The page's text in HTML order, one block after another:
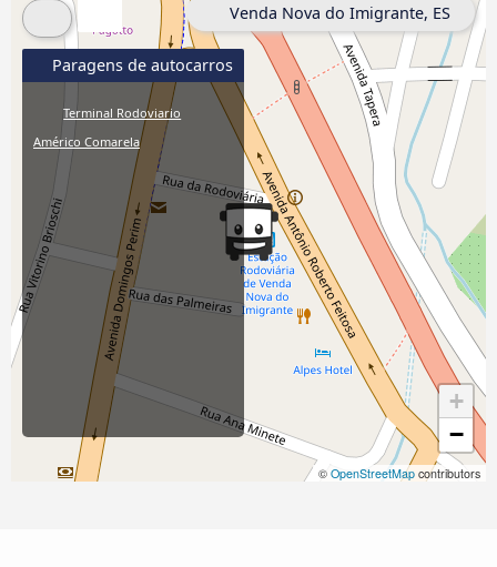
+
−
© OpenStreetMap contributors
Paragens de autocarros
Terminal Rodoviario
Américo Comarela
Venda Nova do Imigrante, ES